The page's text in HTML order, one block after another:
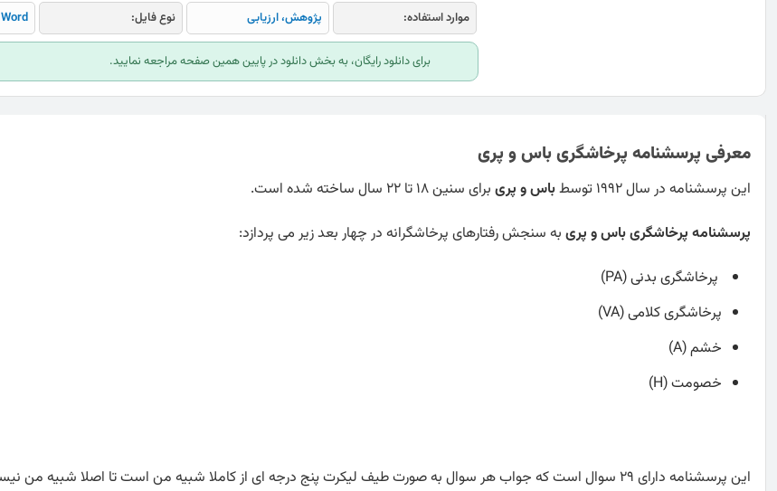
موارد استفاده:
پژوهش، ارزیابی نوع فایل: Word
برای دانلود رایگان، به بخش دانلود در پایین همین صفحه مراجعه نمایید.
معرفی پرسشنامه پرخاشگری باس و پری
این پرسشنامه در سال 1992 توسط باس و پریبرای سنین 18 تا 22 سال ساخته شده است.
پرسشنامه پرخاشگری باس و پریبه سنجش رفتارهای پرخاشگرانه در چهار بعد زیر می پردازد:
پرخاشگری بدنی (PA)
پرخاشگری کلامی (VA)
خشم (A)
خصومت (H)
این پرسشنامه دارای 29 سوال است که جواب هر سوال به صورت طیف لیکرت پنج درجه ای از کاملا شبیه من است تا اصلا شبیه من نیست، می باشد.